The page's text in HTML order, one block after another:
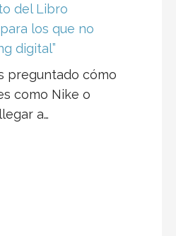
del Libro
los que no
digital”
preguntado cómo
como Nike o
a…